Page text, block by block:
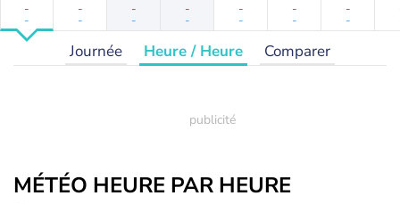
-
-
-
-
-
-
-
-
-
-
-
-
-
-
Journée Heure / Heure Comparer
MÉTÉO HEURE PAR HEURE